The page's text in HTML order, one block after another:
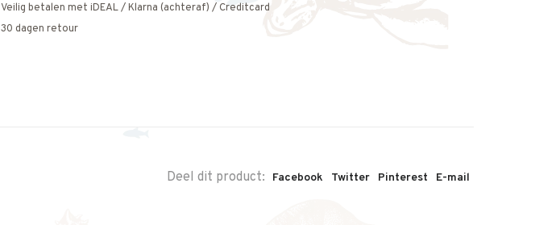
Veilig betalen met iDEAL / Klarna (achteraf) / Creditcard
30 dagen retour
Deel dit product: Facebook Twitter Pinterest E-mail